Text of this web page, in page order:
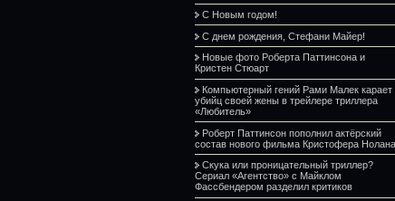
С Новым годом!
С днем рождения, Стефани Майер!
Новые фото Роберта Паттинсона и
Кристен Стюарт
Компьютерный гений Рами Малек карает
убийц своей жены в трейлере триллера
«Любитель»
Роберт Паттинсон пополнил актёрский
состав нового фильма Кристофера Нолана
Скука или проницательный триллер?
Сериал «Агентство» с Майклом
Фассбендером разделил критиков